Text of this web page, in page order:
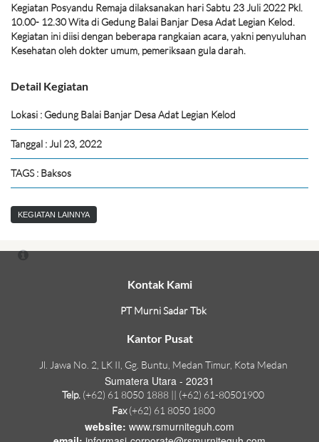
Kegiatan Posyandu Remaja dilaksanakan hari Sabtu 23 Juli 2022 Pkl.
10.00- 12.30 Wita di Gedung Balai Banjar Desa Adat Legian Kelod.
Kegiatan ini diisi dengan beberapa rangkaian acara, yakni penyuluhan
Kesehatan oleh dokter umum, pemeriksaan gula darah.
Detail Kegiatan
Lokasi : Gedung Balai Banjar Desa Adat Legian Kelod
Tanggal : Jul 23, 2022
TAGS : Baksos
KEGIATAN LAINNYA
Kontak Kami
PT Murni Sadar Tbk
Kantor Pusat
Jl. Jawa No. 2, LK II, Gg. Buntu, Medan Timur, Kota Medan
Sumatera Utara - 20231
Telp. (+62) 61 8050 1888 || (+62) 61-80501900
Fax(+62) 61 8050 1800
website: www.rsmurniteguh.com